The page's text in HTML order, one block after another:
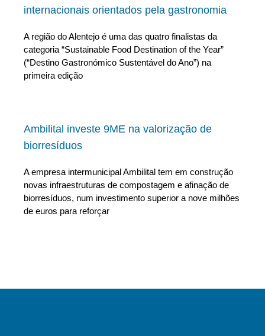
internacionais orientados pela gastronomia
A região do Alentejo é uma das quatro finalistas da
categoria “Sustainable Food Destination of the Year”
(“Destino Gastronómico Sustentável do Ano”) na
primeira edição
Ambilital investe 9ME na valorização de
biorresíduos
A empresa intermunicipal Ambilital tem em construção
novas infraestruturas de compostagem e afinação de
biorresíduos, num investimento superior a nove milhões
de euros para reforçar